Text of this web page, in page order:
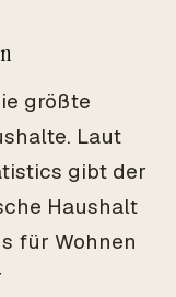
größte
Laut
gibt der
Haushalt
für Wohnen